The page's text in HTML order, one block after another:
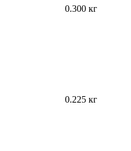
0.300 кг
0.225 кг